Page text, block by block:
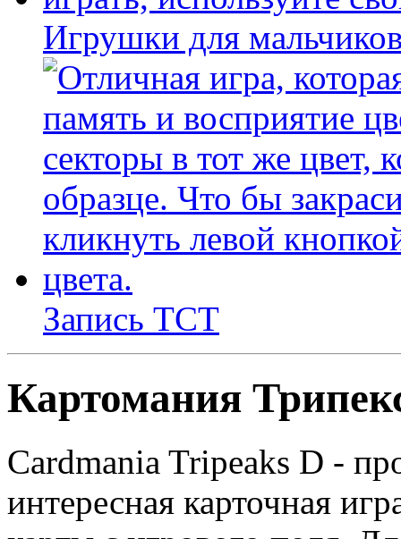
Игрушки для
Запись ТСТ
Картомания
Cardmania Tripeaks D -
интересная карточная